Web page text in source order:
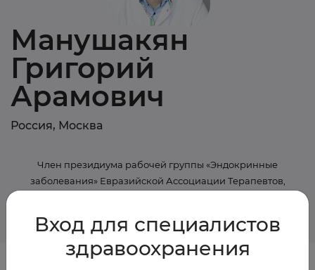
Манушакян
Григорий
Арамович
Россия, Москва
Член президиума рабочей группы «Эндокринные
заболевания» Евразийской Ассоциации Терапевтов,
Вход для специалистов
здравоохранения